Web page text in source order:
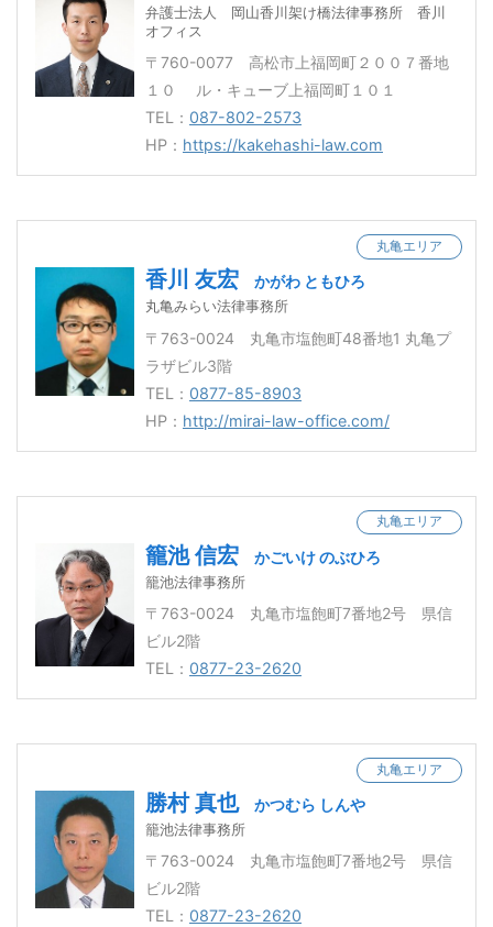
弁護士法人 岡山香川架け橋法律事務所 香川
オフィス
〒760-0077 高松市上福岡町２００７番地
１０ ル・キューブ上福岡町１０１
TEL： 087-802-2573
HP： https://kakehashi-law.com
丸亀エリア
香川 友宏 かがわ ともひろ
丸亀みらい法律事務所
〒763-0024 丸亀市塩飽町48番地1 丸亀プ
ラザビル3階
TEL： 0877-85-8903
HP： http://mirai-law-office.com/
丸亀エリア
籠池 信宏 かごいけ のぶひろ
籠池法律事務所
〒763-0024 丸亀市塩飽町7番地2号 県信
ビル2階
TEL： 0877-23-2620
丸亀エリア
勝村 真也 かつむら しんや
籠池法律事務所
〒763-0024 丸亀市塩飽町7番地2号 県信
ビル2階
TEL： 0877-23-2620